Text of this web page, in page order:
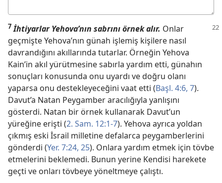
7 İhtiyarlar Yehova’nın sabrını örnek alır. Onlar
geçmişte Yehova’nın günah işlemiş kişilere nasıl
davrandığını akıllarında tutarlar. Örneğin Yehova
Kain’in akıl yürütmesine sabırla yardım etti, günahın
sonuçları konusunda onu uyardı ve doğru olanı
yaparsa onu destekleyeceğini vaat etti (Başl. 4:6, 7).
Davut’a Natan Peygamber aracılığıyla yanlışını
gösterdi. Natan bir örnek kullanarak Davut’un
yüreğine erişti (2. Sam. 12:1-7). Yehova ayrıca yoldan
çıkmış eski İsrail milletine defalarca peygamberlerini
gönderdi (Yer. 7:24, 25). Onlara yardım etmek için tövbe
etmelerini beklemedi. Bunun yerine Kendisi harekete
geçti ve onları tövbeye yöneltmeye çalıştı.